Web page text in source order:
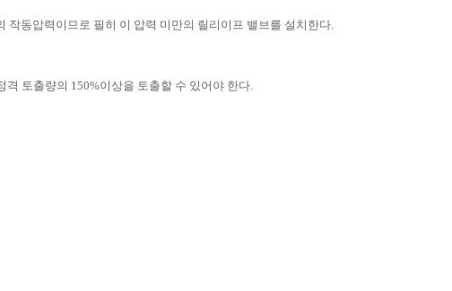
동압력이므로 필히 이 압력 미만의 릴리이프 밸브를 설치한다.
토출량의 150%이상을 토출할 수 있어야 한다.